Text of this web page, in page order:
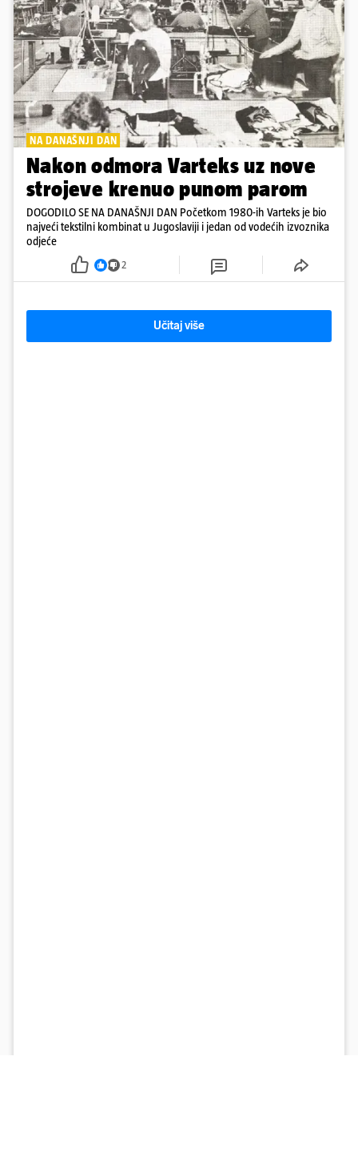
NA DANAŠNJI DAN
Nakon odmora Varteks uz nove
strojeve krenuo punom parom
DOGODILO SE NA DANAŠNJI DAN Početkom 1980-ih Varteks je bio
najveći tekstilni kombinat u Jugoslaviji i jedan od vodećih izvoznika
odjeće
2
Učitaj više